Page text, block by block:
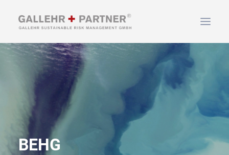
NEWS & INFOS
KONTAKT
BEHG